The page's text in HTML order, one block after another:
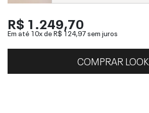
R$ 1.249,70
Em até 10x deR$ 124,97sem juros
COMPRAR LOOK